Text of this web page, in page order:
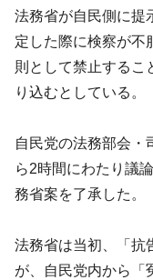
法務省が自民側に提
定した際に検察が不
則として禁止するこ
り込むとしている。
自民党の法務部会・
ら2時間にわたり議
務省案を了承した。
法務省は当初、「抗
が、自民党内から「